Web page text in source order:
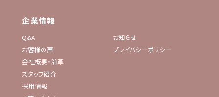
企業情報
Q&A
お客様の声
会社概要・沿革
スタッフ紹介
採用情報
お知らせ
プライバシーポリシー